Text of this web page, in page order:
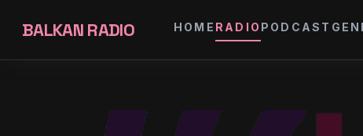
BALKAN RADIO HOME RADIO PODCAST